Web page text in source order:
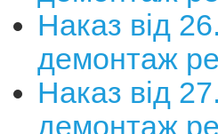
Наказ від
демонтаж
Наказ від
демонтаж